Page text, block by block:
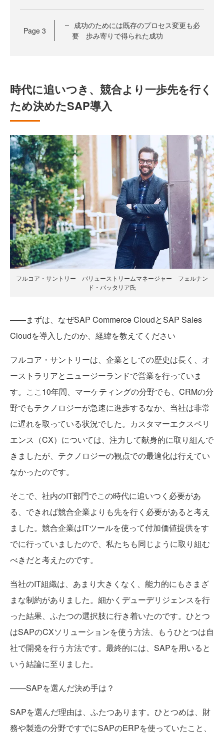
Page 3
成功のためには既存のプロセス変更も必
要 歩み寄りで得られた成功
時代に追いつき、競合より一歩先を行く
ため決めたSAP導入
フルコア・サントリー バリューストリームマネージャー フェルナン
ド・バッタリア氏
――まずは、なぜSAP Commerce CloudとSAP Sales
Cloudを導入したのか、経緯を教えてください
フルコア・サントリーは、企業としての歴史は長く、オ
ーストラリアとニュージーランドで営業を行っていま
す。ここ10年間、マーケティングの分野でも、CRMの分
野でもテクノロジーが急速に進歩するなか、当社は非常
に遅れを取っている状況でした。カスタマーエクスペリ
エンス（CX）については、注力して献身的に取り組んで
きましたが、テクノロジーの観点での最適化は行えてい
なかったのです。
そこで、社内のIT部門でこの時代に追いつく必要があ
る、できれば競合企業よりも先を行く必要があると考え
ました。競合企業はITツールを使って付加価値提供をす
でに行っていましたので、私たちも同じように取り組む
べきだと考えたのです。
当社のIT組織は、あまり大きくなく、能力的にもさまざ
まな制約がありました。細かくデューデリジェンスを行
った結果、ふたつの選択肢に行き着いたのです。ひとつ
はSAPのCXソリューションを使う方法、もうひとつは自
社で開発を行う方法です。最終的には、SAPを用いると
いう結論に至りました。
――SAPを選んだ決め手は？
SAPを選んだ理由は、ふたつあります。ひとつめは、財
務や製造の分野ですでにSAPのERPを使っていたこと、